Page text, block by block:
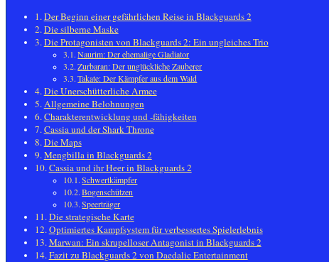
Der Beginn einer gefährlichen Reise in Blackguards 2
Die silberne Maske
Die Protagonisten von Blackguards 2: Ein ungleiches Trio
Naurim: Der ehemalige Gladiator
Zurbaran: Der unglückliche Zauberer
Takate: Der Kämpfer aus dem Wald
Die Unerschütterliche Armee
Allgemeine Belohnungen
Charakterentwicklung und -fähigkeiten
Cassia und der Shark Throne
Die Maps
Mengbilla in Blackguards 2
Cassia und ihr Heer in Blackguards 2
Schwertkämpfer
Bogenschützen
Speerträger
Die strategische Karte
Optimiertes Kampfsystem für verbessertes Spielerlebnis
Marwan: Ein skrupelloser Antagonist in Blackguards 2
Fazit zu Blackguards 2 von Daedalic Entertainment